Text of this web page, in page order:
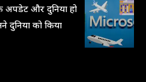
और दुनिया हो
को किया